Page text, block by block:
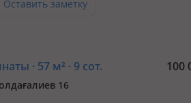
Оставить заметку
· 57 м² · 9 сот. 100
16